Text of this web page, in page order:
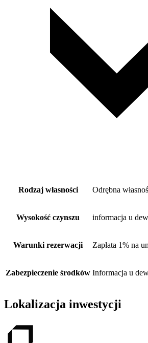
Rodzaj własności Odrębna
Wysokość czynszu informacja u
Warunki rezerwacji Zapłata 1% na
Zabezpieczenie środków Informacja u
Lokalizacja inwestycji